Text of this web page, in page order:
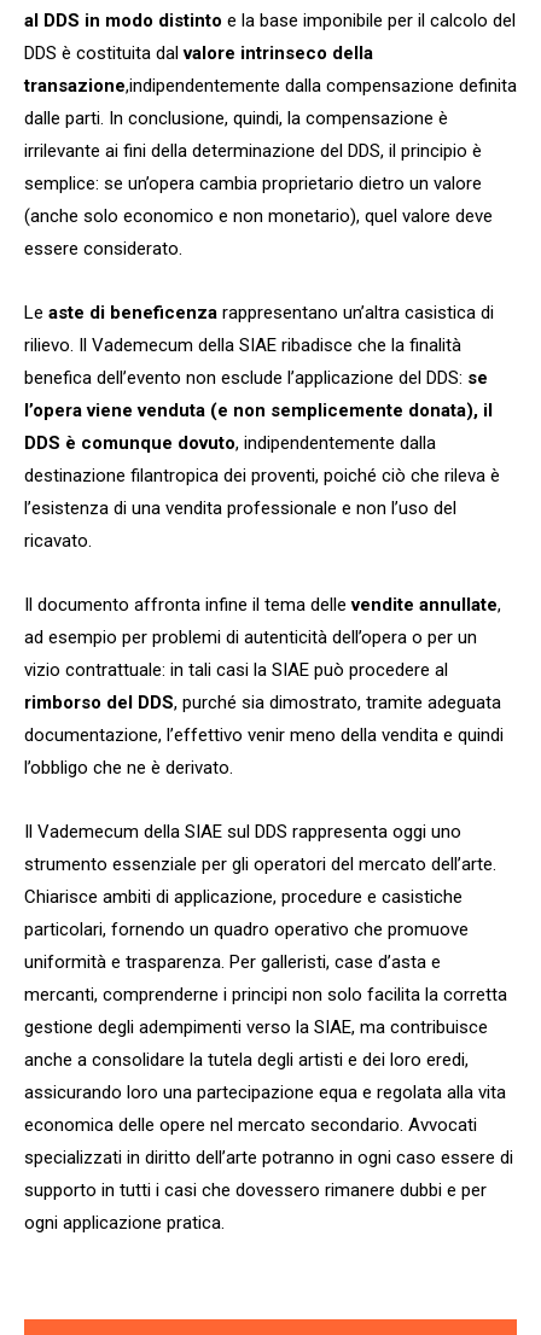
al DDS in modo distinto e la base imponibile per il calcolo del
DDS è costituita dalvalore intrinseco della
transazione,indipendentemente dalla compensazione definita
dalle parti. In conclusione, quindi, la compensazione è
irrilevante ai fini della determinazione del DDS, il principio è
semplice: se un’opera cambia proprietario dietro un valore
(anche solo economico e non monetario), quel valore deve
essere considerato.
Le aste di beneficenza rappresentano un’altra casistica di
rilievo. Il Vademecum della SIAE ribadisce che la finalità
benefica dell’evento non esclude l’applicazione del DDS: se
l’opera viene venduta (e non semplicemente donata), il
DDS è comunque dovuto, indipendentemente dalla
destinazione filantropica dei proventi, poiché ciò che rileva è
l’esistenza di una vendita professionale e non l’uso del
ricavato.
Il documento affronta infine il tema dellevendite annullate,
ad esempio per problemi di autenticità dell’opera o per un
vizio contrattuale: in tali casi la SIAE può procedere al
rimborso del DDS, purché sia dimostrato, tramite adeguata
documentazione, l’effettivo venir meno della vendita e quindi
l’obbligo che ne è derivato.
Il Vademecum della SIAE sul DDS rappresenta oggi uno
strumento essenziale per gli operatori del mercato dell’arte.
Chiarisce ambiti di applicazione, procedure e casistiche
particolari, fornendo un quadro operativo che promuove
uniformità e trasparenza. Per galleristi, case d’asta e
mercanti, comprenderne i principi non solo facilita la corretta
gestione degli adempimenti verso la SIAE, ma contribuisce
anche a consolidare la tutela degli artisti e dei loro eredi,
assicurando loro una partecipazione equa e regolata alla vita
economica delle opere nel mercato secondario. Avvocati
specializzati in diritto dell’arte potranno in ogni caso essere di
supporto in tutti i casi che dovessero rimanere dubbi e per
ogni applicazione pratica.